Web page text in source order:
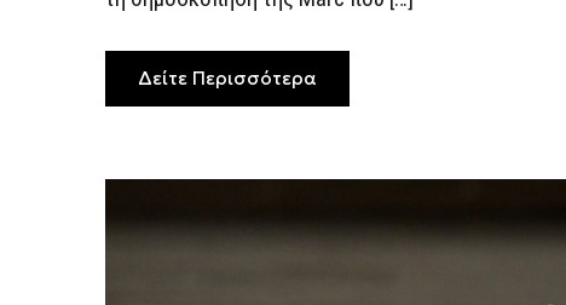
Δείτε Περισσότερα